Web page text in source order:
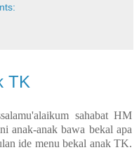
TK
sahabat HM
anak-anak bawa bekal apa
ide menu bekal anak TK.